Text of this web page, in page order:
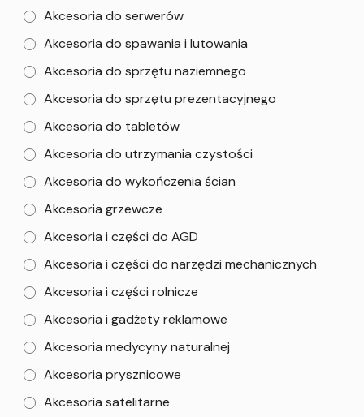
Akcesoria do serwerów
Akcesoria do spawania i lutowania
Akcesoria do sprzętu naziemnego
Akcesoria do sprzętu prezentacyjnego
Akcesoria do tabletów
Akcesoria do utrzymania czystości
Akcesoria do wykończenia ścian
Akcesoria grzewcze
Akcesoria i części do AGD
Akcesoria i części do narzędzi mechanicznych
Akcesoria i części rolnicze
Akcesoria i gadżety reklamowe
Akcesoria medycyny naturalnej
Akcesoria prysznicowe
Akcesoria satelitarne